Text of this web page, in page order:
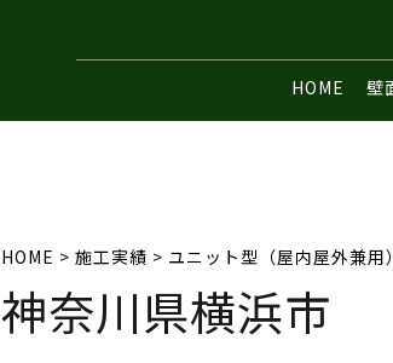
HOME 壁
HOME > 施工実績 > ユニット型（屋内屋外兼
神奈川県横浜市